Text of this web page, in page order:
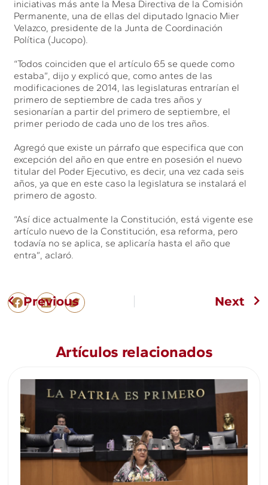
iniciativas más ante la Mesa Directiva de la Comisión
Permanente, una de ellas del diputado Ignacio Mier
Velazco, presidente de la Junta de Coordinación
Política (Jucopo).
“Todos coinciden que el artículo 65 se quede como
estaba”, dijo y explicó que, como antes de las
modificaciones de 2014, las legislaturas entrarían el
primero de septiembre de cada tres años y
sesionarían a partir del primero de septiembre, el
primer periodo de cada uno de los tres años.
Agregó que existe un párrafo que especifica que con
excepción del año en que entre en posesión el nuevo
titular del Poder Ejecutivo, es decir, una vez cada seis
años, ya que en este caso la legislatura se instalará el
primero de agosto.
“Así dice actualmente la Constitución, está vigente ese
artículo nuevo de la Constitución, esa reforma, pero
todavía no se aplica, se aplicaría hasta el año que
entra”, aclaró.
Previous Next
Artículos relacionados